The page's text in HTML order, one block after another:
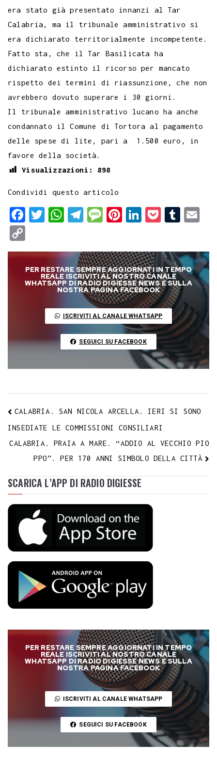
era stato già presentato innanzi al Tar
Calabria, ma il tribunale amministrativo si
era dichiarato territorialmente incompetente.
Fatto sta, che il Tar Basilicata ha
dichiarato estinto il ricorso per mancato
rispetto dei termini di riassunzione, che non
avrebbero dovuto superare i 30 giorni.
Il tribunale amministrativo lucano ha anche
condannato il Comune di Tortora al pagamento
delle spese di lite, pari a 1.500 euro, in
favore della società.
Visualizzazioni:
898
Condividi questo articolo
F
e
b
T
t
t
r
W
t
s
A
p
p
T
e
g
r
a
m
M
s
a
g
e
P
t
e
r
e
s
t
L
k
e
d
I
n
k
e
t
T
b
l
r
i
l
o
p
y
k
PER RESTARE SEMPRE AGGIORNATI IN TEMPO
REALE ISCRIVITI AL NOSTRO CANALE
WHATSAPP DI RADIO DIGIESSE NEWS E SULLA
NOSTRA PAGINA FACEBOOK
ISCRIVITI AL CANALE WHATSAPP
SEGUICI SU FACEBOOK
CALABRIA. SAN NICOLA ARCELLA. IERI SI SONO
INSEDIATE LE COMMISSIONI CONSILIARI
CALABRIA. PRAIA A MARE. “ADDIO AL VECCHIO PIO
PPO”. PER 170 ANNI SIMBOLO DELLA CITTÀ
SCARICA L’APP DI RADIO DIGIESSE
PER RESTARE SEMPRE AGGIORNATI IN TEMPO
REALE ISCRIVITI AL NOSTRO CANALE
WHATSAPP DI RADIO DIGIESSE NEWS E SULLA
NOSTRA PAGINA FACEBOOK
ISCRIVITI AL CANALE WHATSAPP
SEGUICI SU FACEBOOK